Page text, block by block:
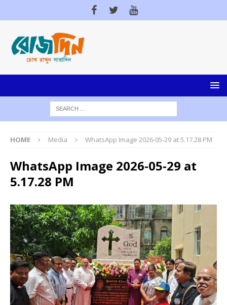
HOME Media WhatsApp Image 2026-05-29 at 5.17.28 PM
WhatsApp Image 2026-05-29 at
5.17.28 PM